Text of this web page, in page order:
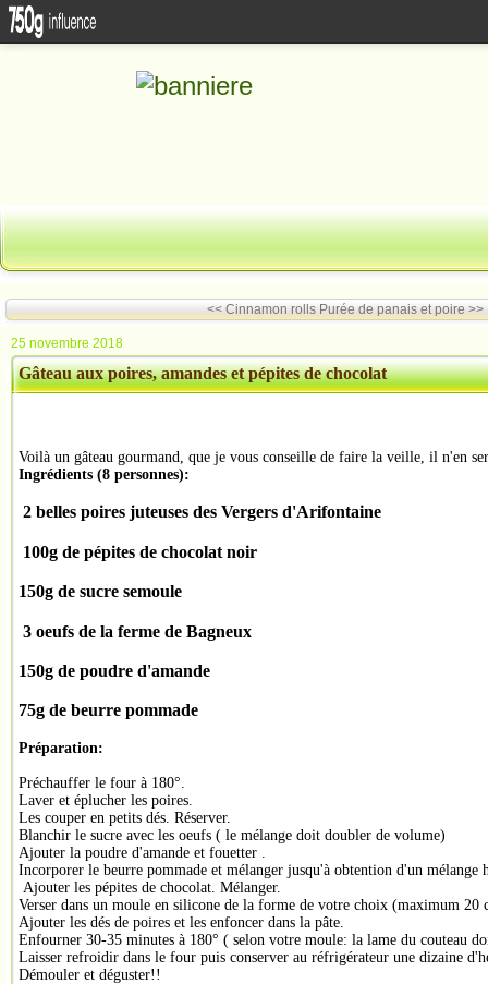
<< Cinnamon rolls Purée de panais et poire >>
25 novembre 2018
Gâteau aux poires, amandes et pépites de chocolat
Voilà un gâteau gourmand, que je vous conseille de faire la veille, il n'en
Ingrédients (8 personnes):
2 belles poires juteuses des Vergers d'Arifontaine
100g de pépites de chocolat noir
150g de sucre semoule
3 oeufs de la ferme de Bagneux
150g de poudre d'amande
75g de beurre pommade
Préparation:
Préchauffer le four à 180°.
Laver et éplucher les poires.
Les couper en petits dés. Réserver.
Blanchir le sucre avec les oeufs ( le mélange doit doubler de volume)
Ajouter la poudre d'amande et fouetter .
Incorporer le beurre pommade et mélanger jusqu'à obtention d'un mélange
Ajouter les pépites de chocolat. Mélanger.
Verser dans un moule en silicone de la forme de votre choix (maximum 20
Ajouter les dés de poires et les enfoncer dans la pâte.
Enfourner 30-35 minutes à 180° ( selon votre moule: la lame du couteau
Laisser refroidir dans le four puis conserver au réfrigérateur une dizaine
Démouler et déguster!!